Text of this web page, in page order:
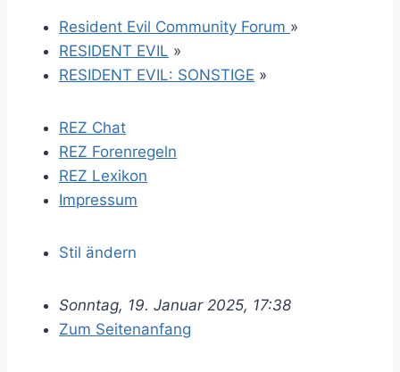
Resident Evil Community Forum »
RESIDENT EVIL »
RESIDENT EVIL: SONSTIGE »
REZ Chat
REZ Forenregeln
REZ Lexikon
Impressum
Stil ändern
Sonntag, 19. Januar 2025, 17:38
Zum Seitenanfang